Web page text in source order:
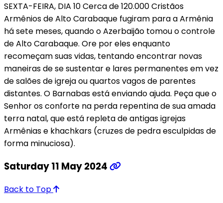
SEXTA-FEIRA, DIA 10 Cerca de 120.000 Cristãos
Armênios de Alto Carabaque fugiram para a Armênia
há sete meses, quando o Azerbaijão tomou o controle
de Alto Carabaque. Ore por eles enquanto
recomeçam suas vidas, tentando encontrar novas
maneiras de se sustentar e lares permanentes em vez
de salões de igreja ou quartos vagos de parentes
distantes. O Barnabas está enviando ajuda. Peça que o
Senhor os conforte na perda repentina de sua amada
terra natal, que está repleta de antigas igrejas
Armênias e khachkars (cruzes de pedra esculpidas de
forma minuciosa).
Saturday 11 May 2024
Back to Top